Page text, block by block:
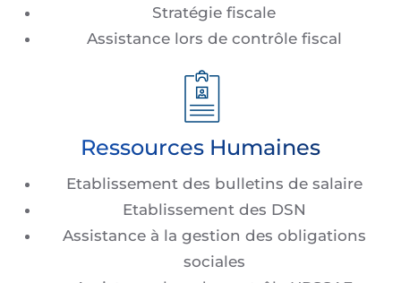
Stratégie fiscale
Assistance lors de contrôle fiscal
Ressources Humaines
Etablissement des bulletins de salaire
Etablissement des DSN
Assistance à la gestion des obligations
sociales